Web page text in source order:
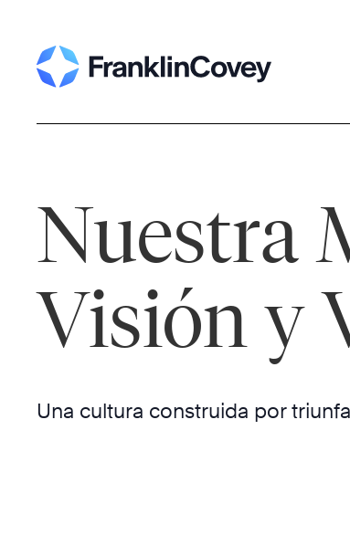
to
content
Nuestra
Visión y
Una cultura construida por